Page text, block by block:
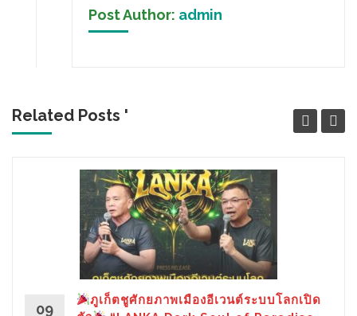
Post Author: admin
Related Posts '
09
ภูเก็ตชูศักยภาพเมืองอีเวนต์ระบบโลกเปิด